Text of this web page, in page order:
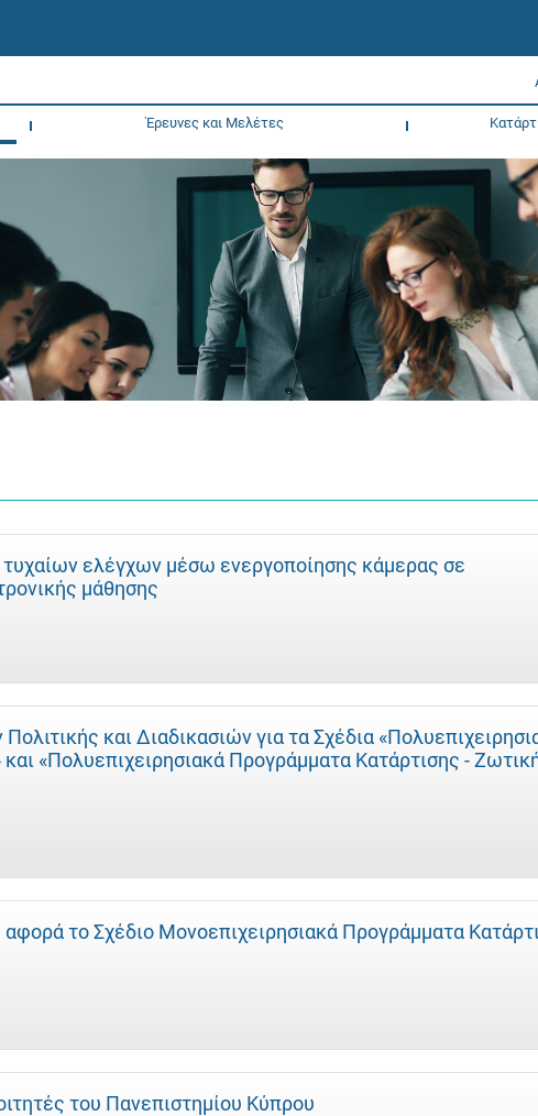
Έρευνες και Μελέτες
ελέγχων μέσω ενεργοποίησης κάμερας σε
μάθησης
και Διαδικασιών για τα Σχέδια
«Πολυεπιχειρησιακά Προγράμματα Κατάρτισης -
το Σχέδιο Μονοεπιχειρησιακά Προγράμματα
του Πανεπιστημίου Κύπρου